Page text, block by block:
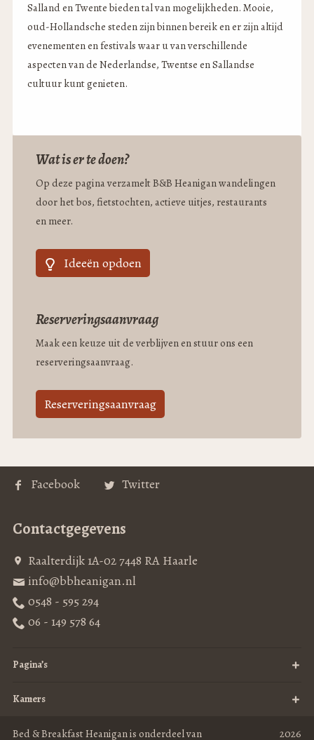
Salland en Twente bieden tal van mogelijkheden. Mooie,
oud-Hollandsche steden zijn binnen bereik en er zijn altijd
evenementen en festivals waar u van verschillende
aspecten van de Nederlandse, Twentse en Sallandse
cultuur kunt genieten.
Wat is er te doen?
Op deze pagina verzamelt B&B Heanigan wandelingen
door het bos, fietstochten, actieve uitjes, restaurants
en meer.
Ideeën opdoen
Reserveringsaanvraag
Maak een keuze uit de verblijven en stuur ons een
reserveringsaanvraag.
Reserveringsaanvraag
Facebook Twitter
Contactgegevens
Raalterdijk 1A-02 7448 RA Haarle
info@bbheanigan.nl
0548 - 595 294
06 - 149 578 64
Pagina’s
Kamers
Bed & Breakfast Heanigan is onderdeel van
2026